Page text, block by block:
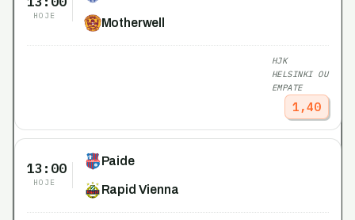
HOJE
Motherwell
HJK
HELSINKI OU
EMPATE
1,40
13:00
HOJE
Paide
Rapid Vienna